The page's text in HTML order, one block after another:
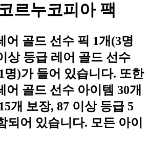
르누코피아 팩
어 골드 선수 픽 1개(3명
상 등급 레어 골드 선수
명)가 들어 있습니다. 또한
어 골드 선수 아이템 30개
개 보장, 87 이상 등급 5
되어 있습니다. 모든 아이